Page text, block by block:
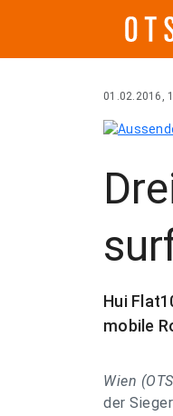
01.02.2016,
Hui
mobile
Wien
der